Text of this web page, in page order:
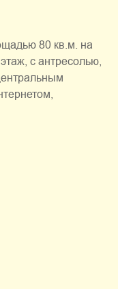
80 кв.м. на
с антресолью,